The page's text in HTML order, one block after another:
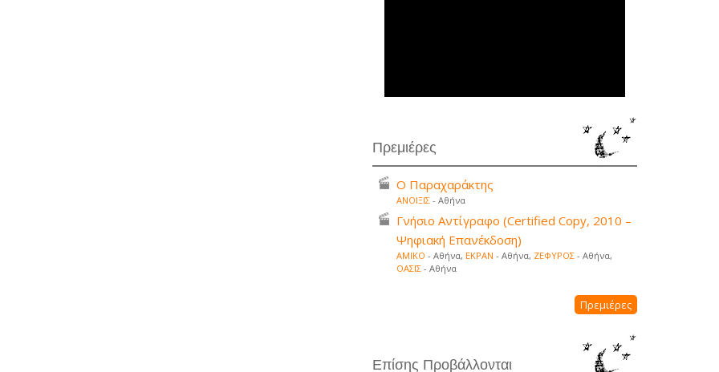
Πρεμιέρες
Ο Παραχαράκτης
ΑΝΟΙΞΙΣ - Αθήνα
Γνήσιο Αντίγραφο (Certified Copy, 2010 –
Ψηφιακή Επανέκδοση)
ΑΜΙΚΟ - Αθήνα, ΕΚΡΑΝ - Αθήνα, ΖΕΦΥΡΟΣ - Αθήνα,
ΟΑΣΙΣ - Αθήνα
Πρεμιέρες
Επίσης Προβάλλονται